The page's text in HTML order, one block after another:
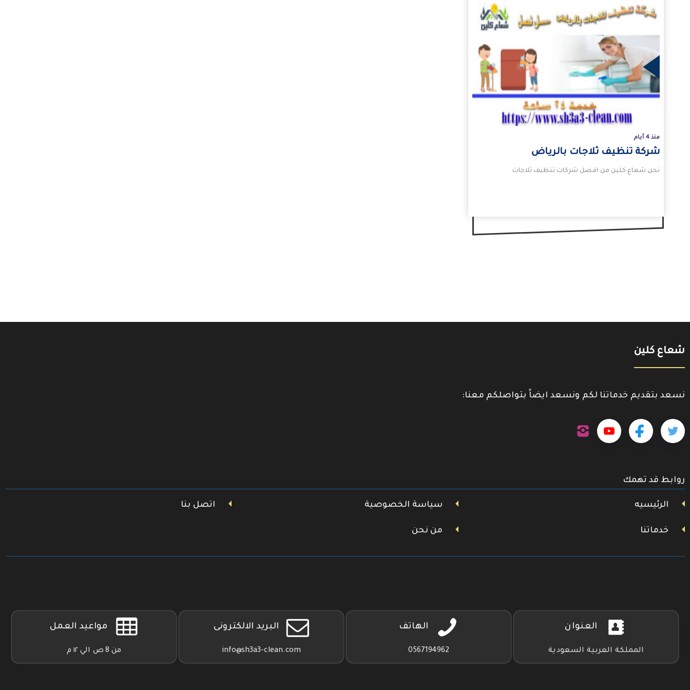
منذ 4 أيام
شركة تنظيف ثلاجات بالرياض
نحن شعاع كلين من افضل شركات تنظيف ثلاجات
شعاع كلين
نسعد بتقديم خدماتنا لكم ونسعد ايضاً بتواصلكم معنا:
تابعنا
تويتر
تابعنا
فيسبوك
تابعنا
روابط قد تهمك
الرئيسيه سياسة الخصوصية اتصل بنا
خدماتنا من نحن
العنوان
المملكة العربية السعودية
الهاتف
0567194962
البريد الالكترونى
info@sh3a3-clean.com
مواعيد العمل
من 8 ص الي ١٢ م